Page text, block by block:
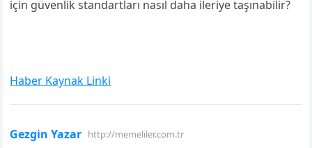
için güvenlik standartları nasıl daha ileriye taşınabilir?
Haber Kaynak Linki
Gezgin Yazar http://memeliler.com.tr